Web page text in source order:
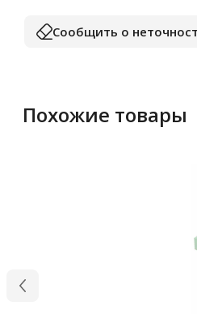
Сообщить о
Похожие товары